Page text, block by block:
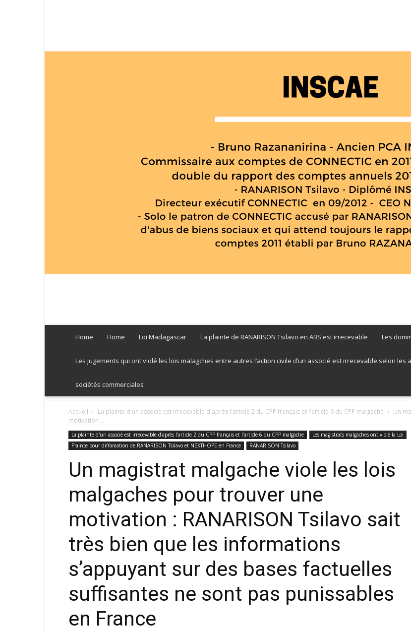
RANARISON
est
Home Home Loi Madagascar La plainte de RANARISON Tsilavo en ABS est irrecevable Les
Les jugements qui ont violé les lois malagches entre autres l’action civile d’un associé est irrecevable selon les
sociétés commerciales
Accueil La plainte d'un associé est irrecevable d'après l'article 2 du CPP français et l'article 6 du CPP malgache
Un
motivation ...
La plainte d'un associé est irrecevable d'après l'article 2 du CPP français et l'article 6 du CPP malgache
Les magistrats malgaches ont violé la Loi
Plainte pour diffamation de RANARISON Tsilavo et NEXTHOPE en France
RANARISON Tsilavo
Un magistrat malgache viole les lois
malgaches pour trouver une
motivation : RANARISON Tsilavo sait
très bien que les informations
s’appuyant sur des bases factuelles
suffisantes ne sont pas punissables
en France